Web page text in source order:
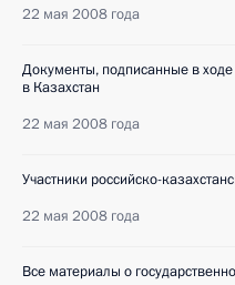
22 мая 2008 года
Документы, подписанные в ходе
в Казахстан
22 мая 2008 года
Участники российско-
22 мая 2008 года
Все материалы о